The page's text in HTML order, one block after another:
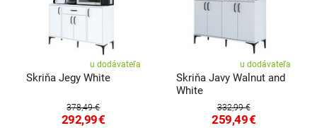
u dodávateľa
Skriňa Jegy White
378,49 €
292,99€
u dodávateľa
Skriňa Javy Walnut and
White
332,99 €
259,49€